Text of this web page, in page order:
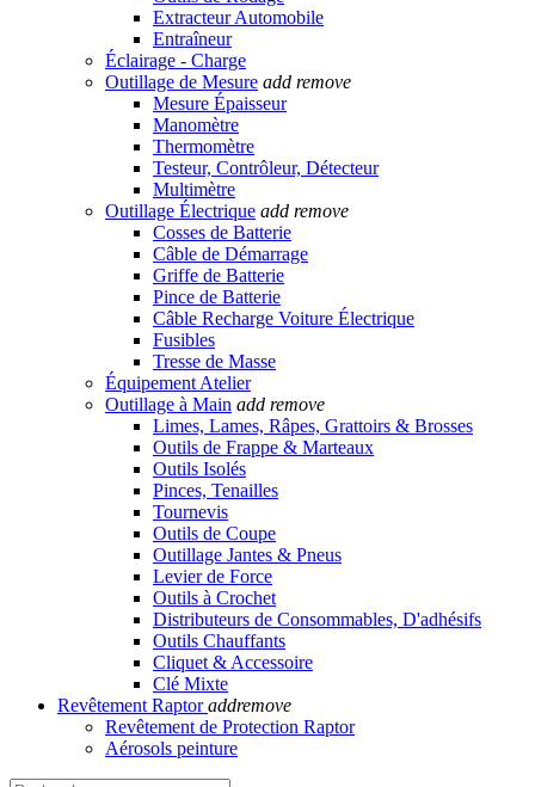
Extracteur Automobile
Entraîneur
Éclairage - Charge
Outillage de Mesure add remove
Mesure Épaisseur
Manomètre
Thermomètre
Testeur, Contrôleur, Détecteur
Multimètre
Outillage Électrique add remove
Cosses de Batterie
Câble de Démarrage
Griffe de Batterie
Pince de Batterie
Câble Recharge Voiture Électrique
Fusibles
Tresse de Masse
Équipement Atelier
Outillage à Main add remove
Limes, Lames, Râpes, Grattoirs & Brosses
Outils de Frappe & Marteaux
Outils Isolés
Pinces, Tenailles
Tournevis
Outils de Coupe
Outillage Jantes & Pneus
Levier de Force
Outils à Crochet
Distributeurs de Consommables, D'adhésifs
Outils Chauffants
Cliquet & Accessoire
Clé Mixte
Revêtement Raptor addremove
Revêtement de Protection Raptor
Aérosols peinture